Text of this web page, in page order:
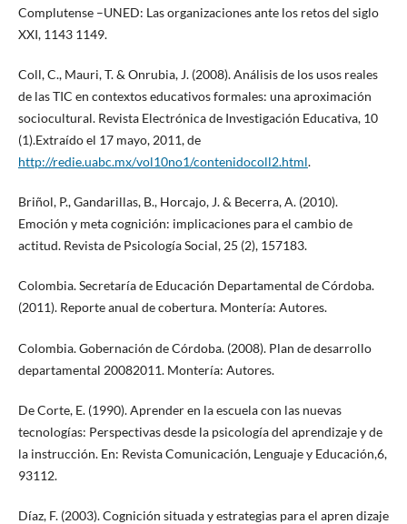
Complutense –UNED: Las organizaciones ante los retos del siglo
XXI, 1143­ 1149.
Coll, C., Mauri, T. & Onrubia, J. (2008). Análisis de los usos reales
de las TIC en contextos educativos formales: una aproximación
sociocultural. Revista Electrónica de Investigación Educativa, 10
(1).Extraído el 17 mayo, 2011, de
http://redie.uabc.mx/vol10no1/contenido­coll2.html.
Briñol, P., Gandarillas, B., Horcajo, J. & Becerra, A. (2010).
Emoción y meta cognición: implicaciones para el cambio de
actitud. Revista de Psicología Social, 25 (2), 157­183.
Colombia. Secretaría de Educación Departamental de Córdoba.
(2011). Reporte anual de cobertura. Montería: Autores.
Colombia. Gobernación de Córdoba. (2008). Plan de desarrollo
departamental 2008­2011. Montería: Autores.
De Corte, E. (1990). Aprender en la escuela con las nuevas
tecnologías: Perspectivas desde la psicología del aprendizaje y de
la instrucción. En: Revista Comunicación, Lenguaje y Educación,6,
93­112.
Díaz, F. (2003). Cognición situada y estrategias para el apren dizaje